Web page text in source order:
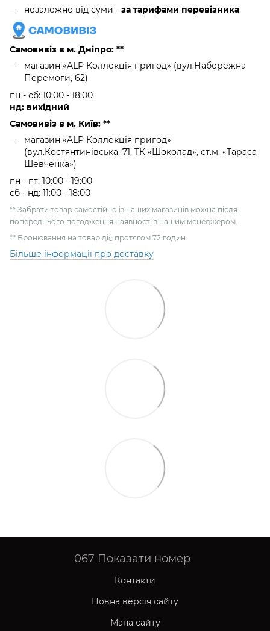
незалежно від суми - за тарифами перевізника.
Самовивіз в м. Дніпро: **
магазин «ALP Коллекція пригод» (вул.Набережна
Перемоги, 62)
пн - сб: 10:00 - 18:00
нд: вихідний
Самовивіз в м. Київ: **
магазин «ALP Коллекція пригод»
(вул.Костянтинівська, 71, ТК «Шоколад», ст.м. «Тараса
Шевченка»)
пн - пт: 10:00 - 19:00
сб - нд: 11:00 - 18:00
** Забрати товар самостійно із наших магазинів можна після
попереднього погодження наявності з нашим менеджером.
** Бронювання на товар діє протягом 72 годин.
Більше інформації про доставку
067 Показати номер
Контакти
Повна версія сайту
Мапа сайту